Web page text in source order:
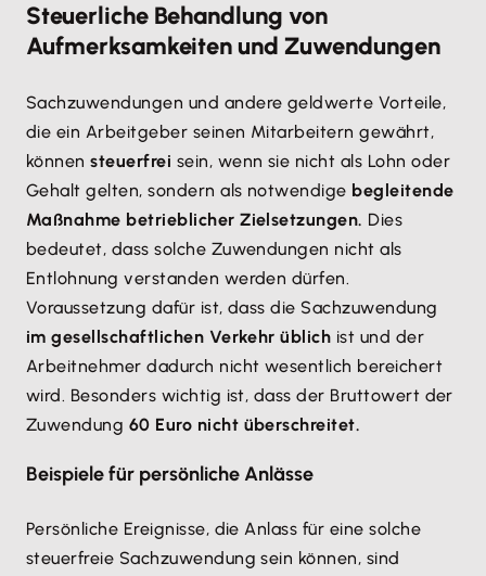
Steuerliche Behandlung von
Aufmerksamkeiten und Zuwendungen
Sachzuwendungen und andere geldwerte Vorteile,
die ein Arbeitgeber seinen Mitarbeitern gewährt,
könnensteuerfrei sein, wenn sie nicht als Lohn oder
Gehalt gelten, sondern als notwendige begleitende
Maßnahme betrieblicher Zielsetzungen. Dies
bedeutet, dass solche Zuwendungen nicht als
Entlohnung verstanden werden dürfen.
Voraussetzung dafür ist, dass die Sachzuwendung
im gesellschaftlichen Verkehr üblich ist und der
Arbeitnehmer dadurch nicht wesentlich bereichert
wird. Besonders wichtig ist, dass der Bruttowert der
Zuwendung 60 Euro nicht überschreitet.
Beispiele für persönliche Anlässe
Persönliche Ereignisse, die Anlass für eine solche
steuerfreie Sachzuwendung sein können, sind